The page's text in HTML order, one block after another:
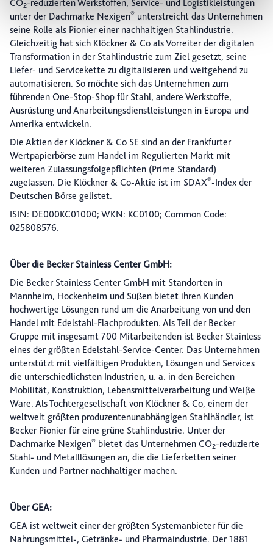
Einwilligung jederzeit mit Wirkung für die Zukunft in
unserer Datenschutzerklärung oder durch Anklicken des
Datenschutz-Symbols am Ende der Seite widerrufen.
CO2-reduzierten Werkstoffen, Service- und Logistikleistungen
unter der Dachmarke Nexigen® unterstreicht das Unternehmen
seine Rolle als Pionier einer nachhaltigen Stahlindustrie.
Gleichzeitig hat sich Klöckner & Co als Vorreiter der digitalen
Transformation in der Stahlindustrie zum Ziel gesetzt, seine
Liefer- und Servicekette zu digitalisieren und weitgehend zu
automatisieren. So möchte sich das Unternehmen zum
führenden One-Stop-Shop für Stahl, andere Werkstoffe,
Ausrüstung und Anarbeitungsdienstleistungen in Europa und
Amerika entwickeln.
Die Aktien der Klöckner & Co SE sind an der Frankfurter
Wertpapierbörse zum Handel im Regulierten Markt mit
weiteren Zulassungsfolgepflichten (Prime Standard)
zugelassen. Die Klöckner & Co-Aktie ist im SDAX®-Index der
Deutschen Börse gelistet.
ISIN: DE000KC01000; WKN: KC0100; Common Code:
025808576.
Über die Becker Stainless Center GmbH:
Die Becker Stainless Center GmbH mit Standorten in
Mannheim, Hockenheim und Süßen bietet ihren Kunden
hochwertige Lösungen rund um die Anarbeitung von und den
Handel mit Edelstahl-Flachprodukten. Als Teil der Becker
Gruppe mit insgesamt 700 Mitarbeitenden ist Becker Stainless
eines der größten Edelstahl-Service-Center. Das Unternehmen
unterstützt mit vielfältigen Produkten, Lösungen und Services
die unterschiedlichsten Industrien, u. a. in den Bereichen
Mobilität, Konstruktion, Lebensmittelverarbeitung und Weiße
Ware. Als Tochtergesellschaft von Klöckner & Co, einem der
weltweit größten produzentenunabhängigen Stahlhändler, ist
Becker Pionier für eine grüne Stahlindustrie. Unter der
Dachmarke Nexigen® bietet das Unternehmen CO2-reduzierte
Stahl- und Metalllösungen an, die die Lieferketten seiner
Kunden und Partner nachhaltiger machen.
Über GEA:
GEA ist weltweit einer der größten Systemanbieter für die
Nahrungsmittel-, Getränke- und Pharmaindustrie. Der 1881